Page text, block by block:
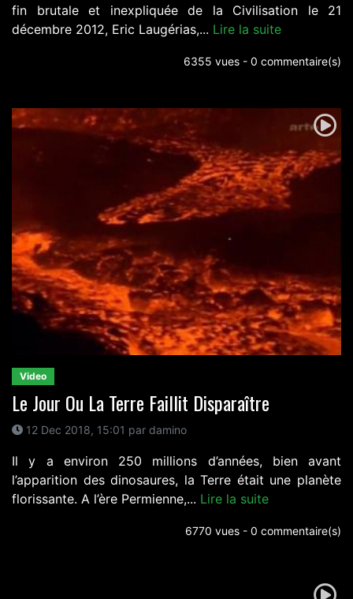
fin brutale et inexpliquée de la Civilisation le 21
décembre 2012, Eric Laugérias,... Lire la suite
6355 vues - 0 commentaire(s)
Video
Le Jour Ou La Terre Faillit Disparaître
12 Dec 2018, 15:01 par damino
Il y a environ 250 millions d’années, bien avant
l’apparition des dinosaures, la Terre était une planète
florissante. A l’ère Permienne,... Lire la suite
6770 vues - 0 commentaire(s)